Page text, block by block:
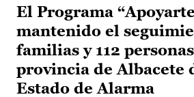
El Programa
mantenido el
familias y 112
provincia de Albacete
Estado de Alarma